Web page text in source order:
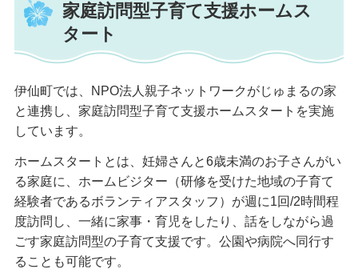
家庭訪問型子育て支援ホームス
タート
伊仙町では、NPO法人親子ネットワークがじゅまるの家
と連携し、家庭訪問型子育て支援ホームスタートを実施
しています。
ホームスタートとは、妊婦さんと6歳未満のお子さんがい
る家庭に、ホームビジター（研修を受けた地域の子育て
経験者であるボランティアスタッフ）が週に1回/2時間程
度訪問し、一緒に家事・育児をしたり、話をしながら過
ごす家庭訪問型の子育て支援です。公園や病院へ同行す
ることも可能です。